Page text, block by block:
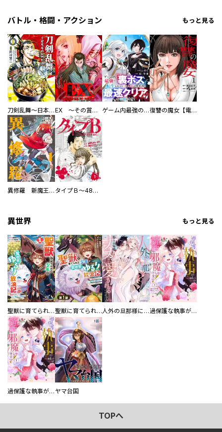
バトル・格闘・アクション もっと見る
刀剣乱舞～日本号つれづれ酒～ EX ～その賞金稼ぎは、世界の出口を探す～【単行本版】 ゲーム内最強の『裏ボス』に転生したので、主人公の代わりに最速クリアを目指します！【電子単行本版】 復讐の魔女【電子単行本版】
異修羅 新魔王戦争 タイプＢ～48時間後、致死率100％～【単話】
異世界 もっと見る
聖獣に育てられた少年の異世界ゆるり放浪記～神様からもらったチート魔法で、仲間たちとスローライフを満喫中～ 聖獣に育てられた少年の異世界ゆるり放浪記～神様からもらったチート魔法で、仲間たちとスローライフを満喫中～【分冊版】 人外の旦那様に娶られ毎晩ナカまで愛される…。アンソロジー 過保護な執事が私の婚活を邪魔してきます！ 分冊版
過保護な執事が私の婚活を邪魔してきます！ ヤマ台国
TOPへ